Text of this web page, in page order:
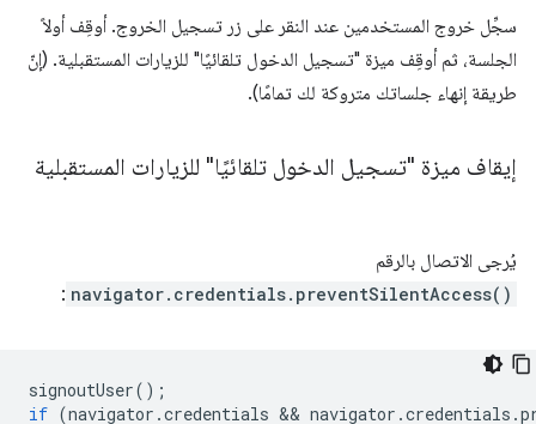
سجِّل خروج المستخدمين عند النقر على زر تسجيل الخروج. أوقِف أولاً
الجلسة، ثم أوقِف ميزة "تسجيل الدخول تلقائيًا" للزيارات المستقبلية. (إنّ
طريقة إنهاء جلساتك متروكة لك تمامًا).
إيقاف ميزة "تسجيل الدخول تلقائيًا" للزيارات المستقبلية
يُرجى الاتصال بالرقم
navigator.credentials.preventSilentAccess()
:
signoutUser();
if (navigator .credentials && navigator .credentials .